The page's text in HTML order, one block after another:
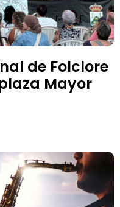
de Folclore
Mayor